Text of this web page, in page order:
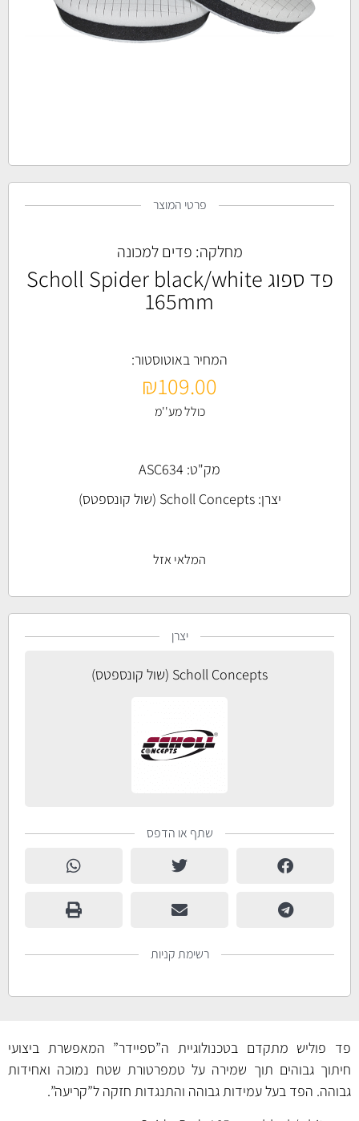
פרטי המוצר
מחלקה: פדים למכונה
פד ספוג Scholl Spider black/white
165mm
המחיר באוטוסטור:
₪109.00
כולל מע''מ
מק"ט: ASC634
יצרן:Scholl Concepts (שול קונספטס)
המלאי אזל
יצרן
Scholl Concepts (שול קונספטס)
שתף או הדפס
רשימת קניות
פד פוליש מתקדם בטכנולוגיית ה”ספיידר” המאפשרת ביצועי
חיתוך גבוהים תוך שמירה על טמפרטורת שטח נמוכה ואחידות
גבוהה. הפד בעל עמידות גבוהה והתנגדות חזקה ל”קריעה”.